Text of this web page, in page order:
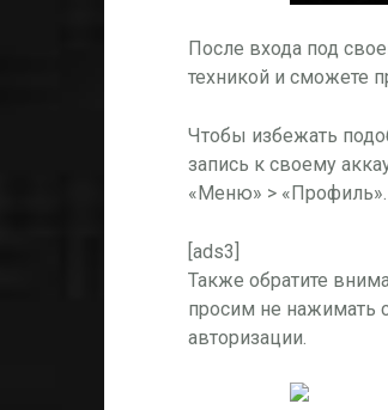
После входа под
техникой и сможете
Чтобы избежать
запись к своему
«Меню» > «Профиль».
[ads3]
Также обратите
просим не нажимать
авторизации.